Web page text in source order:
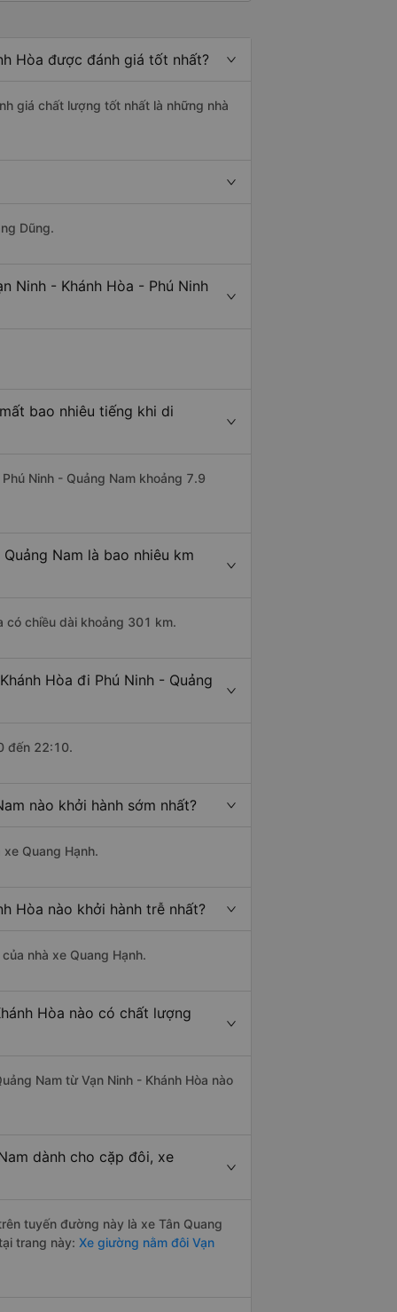
Hòa được đánh giá tốt nhất?
giá chất lượng tốt nhất là những nhà
Dũng.
Ninh - Khánh Hòa - Phú Ninh
bao nhiêu tiếng khi di
Ninh - Quảng Nam khoảng 7.9
Nam là bao nhiêu km
có chiều dài khoảng 301 km.
Hòa đi Phú Ninh - Quảng
đến 22:10.
nào khởi hành sớm nhất?
Quang Hạnh.
Hòa nào khởi hành trễ nhất?
nhà xe Quang Hạnh.
Hòa nào có chất lượng
Nam từ Vạn Ninh - Khánh Hòa nào
dành cho cặp đôi, xe
tuyến đường này là xe Tân Quang
trang này: Xe giường nằm đôi Vạn